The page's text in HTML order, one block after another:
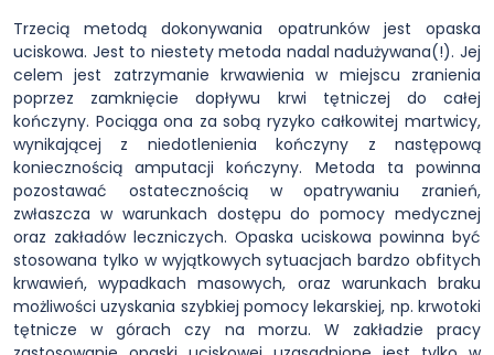
Trzecią metodą dokonywania opatrunków jest opaska
uciskowa. Jest to niestety metoda nadal nadużywana(!). Jej
celem jest zatrzymanie krwawienia w miejscu zranienia
poprzez zamknięcie dopływu krwi tętniczej do całej
kończyny. Pociąga ona za sobą ryzyko całkowitej martwicy,
wynikającej z niedotlenienia kończyny z następową
koniecznością amputacji kończyny. Metoda ta powinna
pozostawać ostatecznością w opatrywaniu zranień,
zwłaszcza w warunkach dostępu do pomocy medycznej
oraz zakładów leczniczych. Opaska uciskowa powinna być
stosowana tylko w wyjątkowych sytuacjach bardzo obfitych
krwawień, wypadkach masowych, oraz warunkach braku
możliwości uzyskania szybkiej pomocy lekarskiej, np. krwotoki
tętnicze w górach czy na morzu. W zakładzie pracy